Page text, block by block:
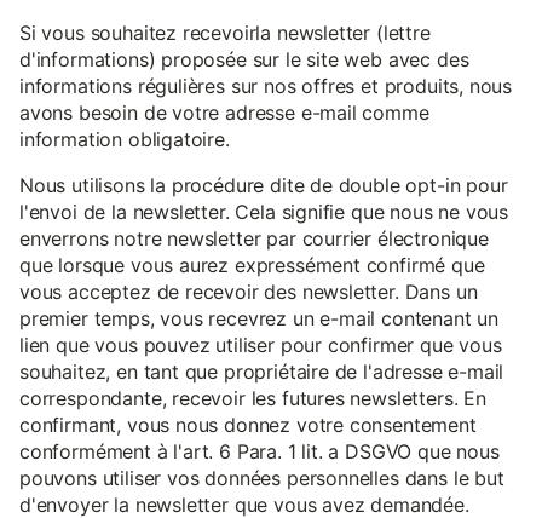
Si vous souhaitez recevoirla newsletter (lettre
d'informations) proposée sur le site web avec des
informations régulières sur nos offres et produits, nous
avons besoin de votre adresse e-mail comme
information obligatoire.
Nous utilisons la procédure dite de double opt-in pour
l'envoi de la newsletter. Cela signifie que nous ne vous
enverrons notre newsletter par courrier électronique
que lorsque vous aurez expressément confirmé que
vous acceptez de recevoir des newsletter. Dans un
premier temps, vous recevrez un e-mail contenant un
lien que vous pouvez utiliser pour confirmer que vous
souhaitez, en tant que propriétaire de l'adresse e-mail
correspondante, recevoir les futures newsletters. En
confirmant, vous nous donnez votre consentement
conformément à l'art. 6 Para. 1 lit. a DSGVO que nous
pouvons utiliser vos données personnelles dans le but
d'envoyer la newsletter que vous avez demandée.